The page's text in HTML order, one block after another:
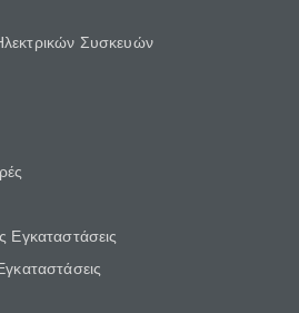
Συσκευών
Εγκαταστάσεις